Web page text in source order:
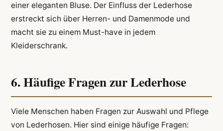
einer eleganten Bluse. Der Einfluss der Lederhose
erstreckt sich über Herren- und Damenmode und
macht sie zu einem Must-have in jedem
Kleiderschrank.
6. Häufige Fragen zur Lederhose
Viele Menschen haben Fragen zur Auswahl und Pflege
von Lederhosen. Hier sind einige häufige Fragen: